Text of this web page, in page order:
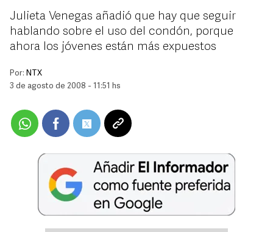
Julieta Venegas añadió que hay que seguir
hablando sobre el uso del condón, porque
ahora los jóvenes están más expuestos
Por: NTX
3 de agosto de 2008 - 11:51 hs